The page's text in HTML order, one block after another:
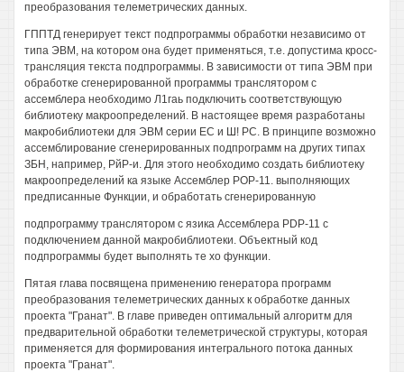
преобразования телеметрических данных.
ГППТД генерирует текст подпрограммы обработки независимо от
типа ЭВМ, на котором она будет применяться, т.е. допустима кросс-
трансляция текста подпрограммы. В зависимости от типа ЭВМ при
обработке сгенерированной программы транслятором с
ассемблера необходимо Л1гаь подключить соответствующую
библиотеку макроопределений. В настоящее время разработаны
макробиблиотеки для ЭВМ серии ЕС и Ш! РС. В принципе возможно
ассемблирование сгенерированных подпрограмм на других типах
ЗБН, например, РйР-и. Для этого необходимо создать библиотеку
макроопределений ка языке Ассемблер РОР-11. выполняющих
предписанные Функции, и обработать сгенерированную
подпрограмму транслятором с язика Ассемблера PDP-11 с
подключением данной макробиблиотеки. Объектный код
подпрограммы будет выполнять те хо функции.
Пятая глава посвящена применению генератора программ
преобразования телеметрических данных к обработке данных
проекта "Гранат". В главе приведен оптимальный алгоритм для
предварительной обработки телеметрической структуры, которая
применяется для формирования интегрального потока данных
проекта "Гранат".